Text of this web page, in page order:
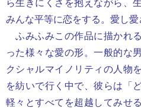
ら生きにくさを抱えながら、
みんな平等に恋をする。愛し愛
ふみふみこの作品に描かれ
った様々な愛の形。一般的な
クシャルマイノリティの人物
を紡いで行く中で、彼らは「
軽々とすべてを超越してみせ